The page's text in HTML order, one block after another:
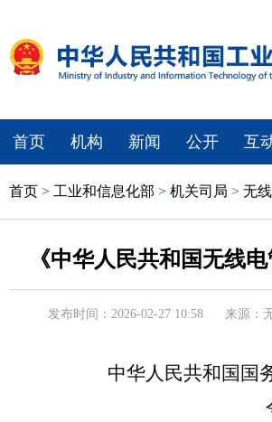
首页 机构 新闻 公开 互
首页 > 工业和信息化部 > 机关司局 > 无
《中华人民共和国无线电
发布时间：2026-02-27 10:58 来源：
中华人民共和国国